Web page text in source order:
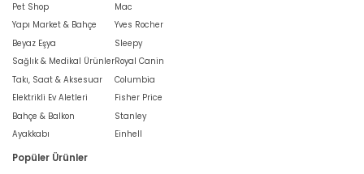
Pet Shop
Yapı Market & Bahçe
Beyaz Eşya
Sağlık & Medikal Ürünler
Takı, Saat & Aksesuar
Elektrikli Ev Aletleri
Bahçe & Balkon
Ayakkabı
Mac
Yves Rocher
Sleepy
Royal Canin
Columbia
Fisher Price
Stanley
Einhell
Popüler Ürünler